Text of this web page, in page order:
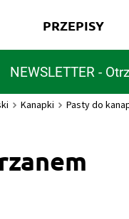
NEWSLETTER -
PRZEPISY
Kanapki Pasty do